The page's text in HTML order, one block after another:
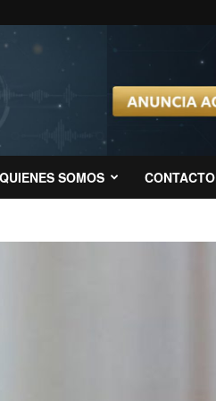
QUIENES SOMOS CONTACTO